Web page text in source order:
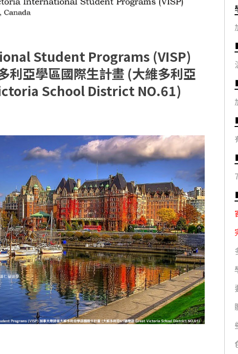
Student Programs (VISP)
利亞學區國際生計畫 (大維多利亞
School District NO.61)